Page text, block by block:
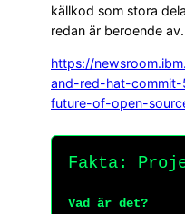
källkod som stora
redan är beroende av.
https://
and-red-hat-
future-of-open-
Fakta:
Vad är det?